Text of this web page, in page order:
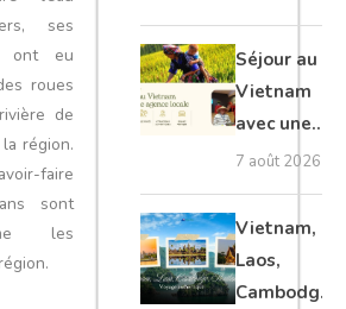
ses
ont eu
roues
de
région.
faire
sont
les
voyage
authentique
Séjour au
Vietnam
avec une
agence
locale :
guide
complet
7 août 2026
Vietnam,
Laos,
Cambodge,